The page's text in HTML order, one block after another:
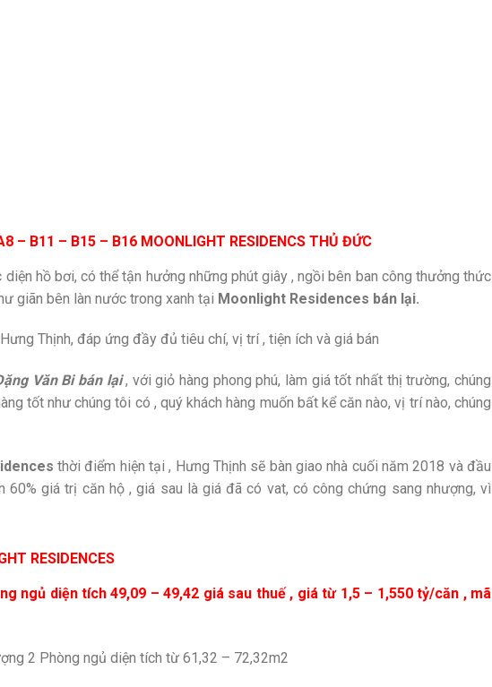
– B11 – B15 – B16 MOONLIGHT RESIDENCS THỦ ĐỨC
hồ bơi, có thể tận hưởng những phút giây , ngồi bên ban công thưởng thức
giãn bên làn nước trong xanh tại Moonlight Residences bán lại.
Thịnh, đáp ứng đầy đủ tiêu chí, vị trí , tiện ích và giá bán
Văn Bi bán lại, với giỏ hàng phong phú, làm giá tốt nhất thị trường, chúng
tốt như chúng tôi có , quý khách hàng muốn bất kể căn nào, vị trí nào, chúng
thời điểm hiện tại , Hưng Thịnh sẽ bàn giao nhà cuối năm 2018 và đầu
60% giá trị căn hộ , giá sau là giá đã có vat, có công chứng sang nhượng, vì
RESIDENCES
ngủ diện tích 49,09 – 49,42 giá sau thuế , giá từ 1,5 – 1,550 tỷ/căn , mã
2 Phòng ngủ diện tích từ 61,32 – 72,32m2